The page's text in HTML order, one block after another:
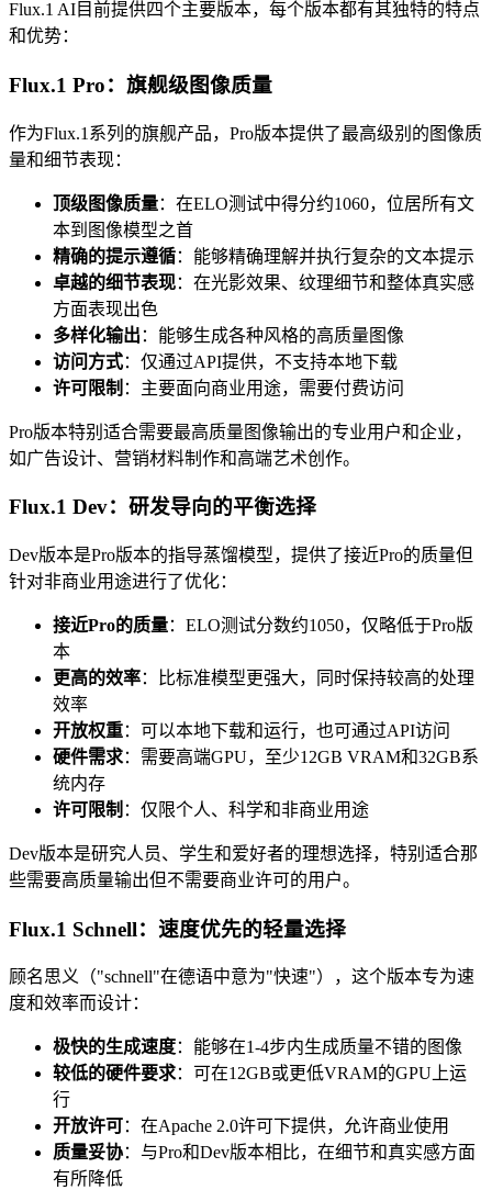
Flux.1 AI目前提供四个主要版本，每个版本都有其独特的特点
和优势：
Flux.1 Pro：旗舰级图像质量
作为Flux.1系列的旗舰产品，Pro版本提供了最高级别的图像质
量和细节表现：
顶级图像质量：在ELO测试中得分约1060，位居所有文
本到图像模型之首
精确的提示遵循：能够精确理解并执行复杂的文本提示
卓越的细节表现：在光影效果、纹理细节和整体真实感
方面表现出色
多样化输出 ：能够生成各种风格的高质量图像
访问方式：仅通过API提供，不支持本地下载
许可限制 ：主要面向商业用途，需要付费访问
Pro版本特别适合需要最高质量图像输出的专业用户和企业，
如广告设计、营销材料制作和高端艺术创作。
Flux.1 Dev：研发导向的平衡选择
Dev版本是Pro版本的指导蒸馏模型，提供了接近Pro的质量但
针对非商业用途进行了优化：
接近Pro的质量：ELO测试分数约1050，仅略低于Pro版
本
更高的效率：比标准模型更强大，同时保持较高的处理
效率
开放权重：可以本地下载和运行，也可通过API访问
硬件需求：需要高端GPU，至少12GB VRAM和32GB系
统内存
许可限制 ：仅限个人、科学和非商业用途
Dev版本是研究人员、学生和爱好者的理想选择，特别适合那
些需要高质量输出但不需要商业许可的用户。
Flux.1 Schnell：速度优先的轻量选择
顾名思义（"schnell"在德语中意为"快速"），这个版本专为速
度和效率而设计：
极快的生成速度：能够在1-4步内生成质量不错的图像
较低的硬件要求：可在12GB或更低VRAM的GPU上运
行
开放许可：在Apache 2.0许可下提供，允许商业使用
质量妥协：与Pro和Dev版本相比，在细节和真实感方面
有所降低